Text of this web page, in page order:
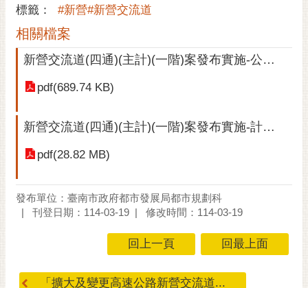
及
安
全
放
宣
告
交
標籤： #新營#新營交流道
相關檔案
新營交流道(四通)(主計)(一階)案發布實施-公告文(PDF內容完全如上內文所述)
pdf(689.74 KB)
新營交流道(四通)(主計)(一階)案發布實施-計畫書
pdf(28.82 MB)
發布單位：臺南市政府都市發展局都市規劃科
刊登日期：114-03-19
修改時間：114-03-19
回上一頁 回最上面
「擴大及變更高速公路新營交流道...